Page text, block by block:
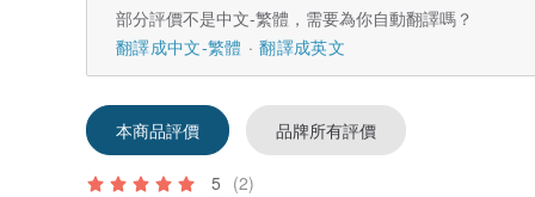
▪ MODEL SIZE 168cm / 49kg / 三圍32"23"34" / 拍照
▪ 範例:
A小姐 163cm / 50kg 穿著本版型舒適
B小姐 158cm / 46kg 穿著本版型舒適
C小姐 170cm / 56kg 穿著本版型合身
D小姐 167cm / 53kg 穿著本版型合身
(以上為實際範例，但因每個人身材條件、骨架不同、穿
所以僅供參考，建議合併參考尺寸表喔 ! )
部分評價不是中文-繁體，需要為你自動翻譯嗎？
翻譯成中文-繁體
翻譯成英文
本商品評價 品牌所有評價
5 (2)